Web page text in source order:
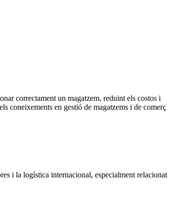
correctament un magatzem, reduint els costos i
coneixements en gestió de magatzems i de comerç
i la logística internacional, especialment relacionat